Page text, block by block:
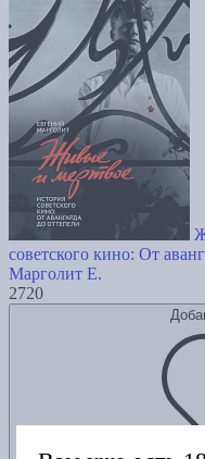
советского кино: От
Марголит Е.
2720